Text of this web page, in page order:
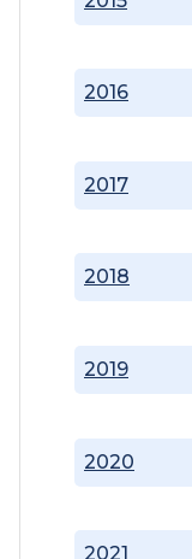
2016
2017
2018
2019
2020
2021